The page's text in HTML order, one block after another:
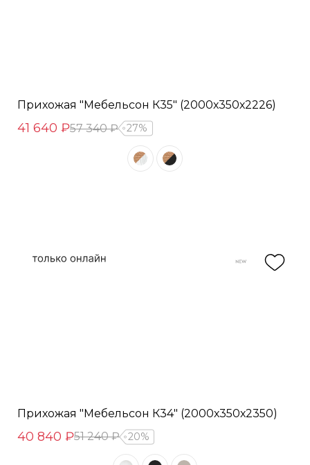
Прихожая "Мебельсон К35" (2000х350х2226)
41 640 ₽57 340 ₽ 27%
Прихожая "Мебельсон К34" (2000х350х2350)
40 840 ₽51 240 ₽ 20%